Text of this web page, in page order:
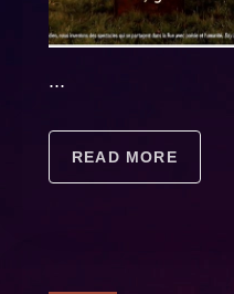
...
READ MORE